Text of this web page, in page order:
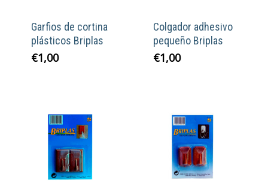
Garfios de cortina
plásticos Briplas
€1,00
Colgador adhesivo
pequeño Briplas
€1,00